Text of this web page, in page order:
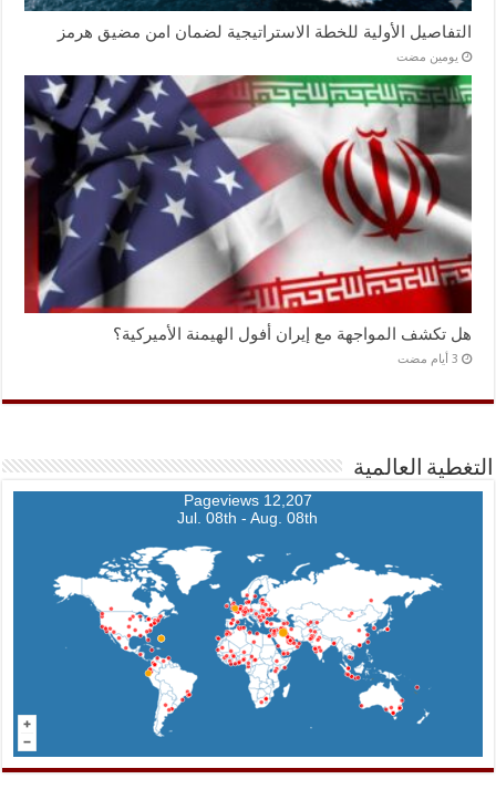
التفاصيل الأولية للخطة الاستراتيجية لضمان امن مضيق هرمز
‏يومين مضت
هل تكشف المواجهة مع إيران أفول الهيمنة الأميركية؟
التغطية العالمية
12,207 Pageviews
Jul. 08th - Aug. 08th